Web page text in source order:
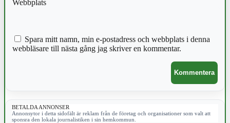
Webbplats
Spara mitt namn, min e-postadress och webbplats i denna
webbläsare till nästa gång jag skriver en kommentar.
BETALDA ANNONSER
Annonsytor i detta sidofält är reklam från de företag och organisationer som valt att
sponsra den lokala journalistiken i sin hemkommun.